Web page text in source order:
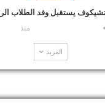
يستقبل وفد الطلاب
منذ
المزيد